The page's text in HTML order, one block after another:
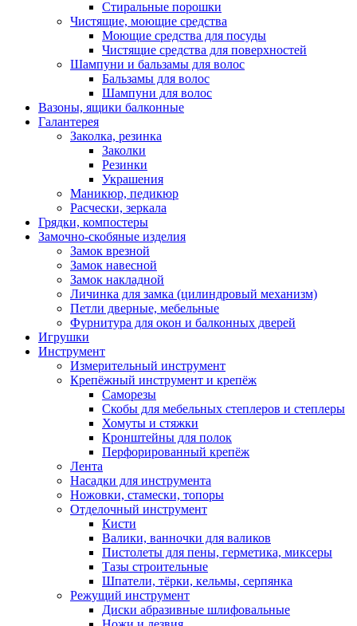
Стиральные порошки
Чистящие, моющие средства
Моющие средства для посуды
Чистящие средства для поверхностей
Шампуни и бальзамы для волос
Бальзамы для волос
Шампуни для волос
Вазоны, ящики балконные
Галантерея
Заколка, резинка
Заколки
Резинки
Украшения
Маникюр, педикюр
Расчески, зеркала
Грядки, компостеры
Замочно-скобяные изделия
Замок врезной
Замок навесной
Замок накладной
Личинка для замка (цилиндровый механизм)
Петли дверные, мебельные
Фурнитура для окон и балконных дверей
Игрушки
Инструмент
Измерительный инструмент
Крепёжный инструмент и крепёж
Саморезы
Скобы для мебельных степлеров и степлеры
Хомуты и стяжки
Кронштейны для полок
Перфорированный крепёж
Лента
Насадки для инструмента
Ножовки, стамески, топоры
Отделочный инструмент
Кисти
Валики, ванночки для валиков
Пистолеты для пены, герметика, миксеры
Тазы строительные
Шпатели, тёрки, кельмы, серпянка
Режущий инструмент
Диски абразивные шлифовальные